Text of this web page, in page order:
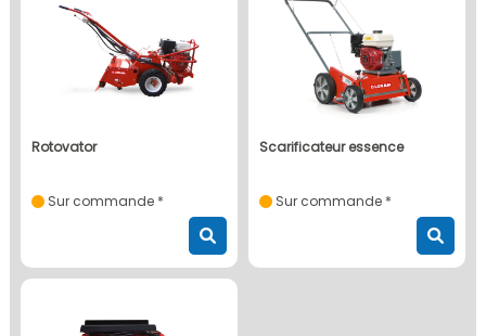
rotovator
Sur commande *
scarificateur essence
Sur commande *